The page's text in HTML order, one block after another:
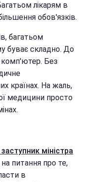
лікарям в
обов'язків.
багатьом
буває складно. До
Без
країнах. На жаль,
медицини просто
міністра
питання про те,
в